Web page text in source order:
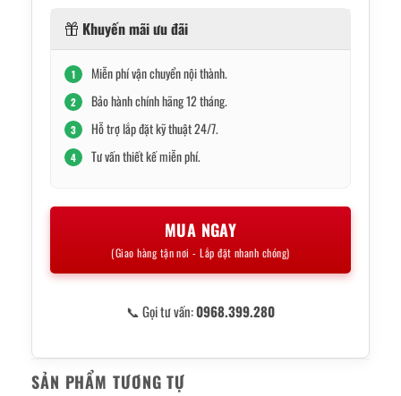
Khuyến mãi ưu đãi
1 Miễn phí vận chuyển nội thành.
2 Bảo hành chính hãng 12 tháng.
3 Hỗ trợ lắp đặt kỹ thuật 24/7.
4 Tư vấn thiết kế miễn phí.
MUA NGAY
(Giao hàng tận nơi - Lắp đặt nhanh chóng)
📞 Gọi tư vấn:0968.399.280
SẢN PHẨM TƯƠNG TỰ